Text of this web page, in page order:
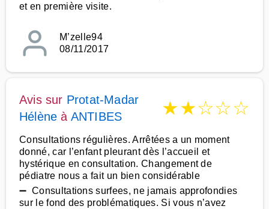
et en première visite.
M’zelle94
08/11/2017
Avis sur Protat-Madar
Hélène à ANTIBES ★★☆☆☆
Consultations régulières. Arrêtées a un moment
donné, car l’enfant pleurant dès l’accueil et
hystérique en consultation. Changement de
pédiatre nous a fait un bien considérable
➖ Consultations surfees, ne jamais approfondies
sur le fond des problématiques. Si vous n’avez